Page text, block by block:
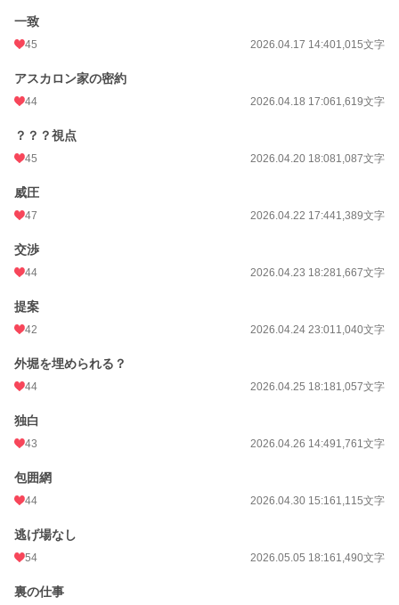
一致
45 2026.04.17 14:401,015文字
アスカロン家の密約
44 2026.04.18 17:061,619文字
？？？視点
45 2026.04.20 18:081,087文字
威圧
47 2026.04.22 17:441,389文字
交渉
44 2026.04.23 18:281,667文字
提案
42 2026.04.24 23:011,040文字
外堀を埋められる？
44 2026.04.25 18:181,057文字
独白
43 2026.04.26 14:491,761文字
包囲網
44 2026.04.30 15:161,115文字
逃げ場なし
54 2026.05.05 18:161,490文字
裏の仕事